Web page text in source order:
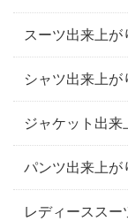
スーツ出来上が
シャツ出来上が
ジャケット出来
パンツ出来上が
レディーススー